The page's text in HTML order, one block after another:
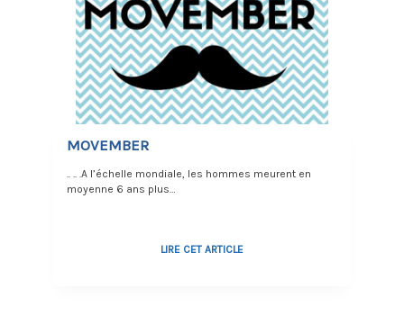
MOVEMBER
.. .. .A l’échelle mondiale, les hommes meurent en
moyenne 6 ans plus…
LIRE CET ARTICLE